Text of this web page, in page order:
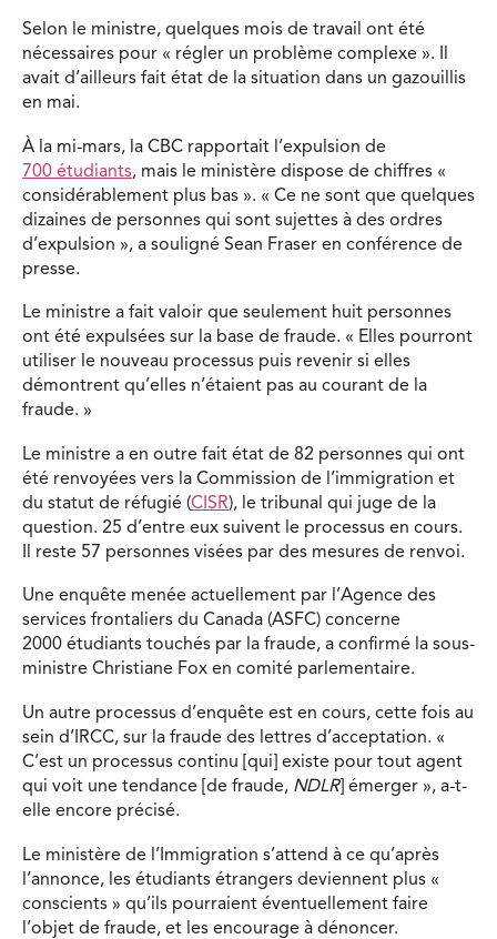
Selon le ministre, quelques mois de travail ont été
nécessaires pour « régler un problème complexe ». Il
avait d’ailleurs fait état de la situation dans un gazouillis
en mai.
À la mi-mars, la CBC rapportait l’expulsion de
700 étudiants, mais le ministère dispose de chiffres «
considérablement plus bas ». « Ce ne sont que quelques
dizaines de personnes qui sont sujettes à des ordres
d’expulsion », a souligné Sean Fraser en conférence de
presse.
Le ministre a fait valoir que seulement huit personnes
ont été expulsées sur la base de fraude. « Elles pourront
utiliser le nouveau processus puis revenir si elles
démontrent qu’elles n’étaient pas au courant de la
fraude. »
Le ministre a en outre fait état de 82 personnes qui ont
été renvoyées vers la Commission de l’immigration et
du statut de réfugié (CISR), le tribunal qui juge de la
question. 25 d’entre eux suivent le processus en cours.
Il reste 57 personnes visées par des mesures de renvoi.
Une enquête menée actuellement par l’Agence des
services frontaliers du Canada (ASFC) concerne
2000 étudiants touchés par la fraude, a confirmé la sous-
ministre Christiane Fox en comité parlementaire.
Un autre processus d’enquête est en cours, cette fois au
sein d’IRCC, sur la fraude des lettres d’acceptation. «
C’est un processus continu [qui] existe pour tout agent
qui voit une tendance [de fraude, NDLR] émerger », a-t-
elle encore précisé.
Le ministère de l’Immigration s’attend à ce qu’après
l’annonce, les étudiants étrangers deviennent plus «
conscients » qu’ils pourraient éventuellement faire
l’objet de fraude, et les encourage à dénoncer.